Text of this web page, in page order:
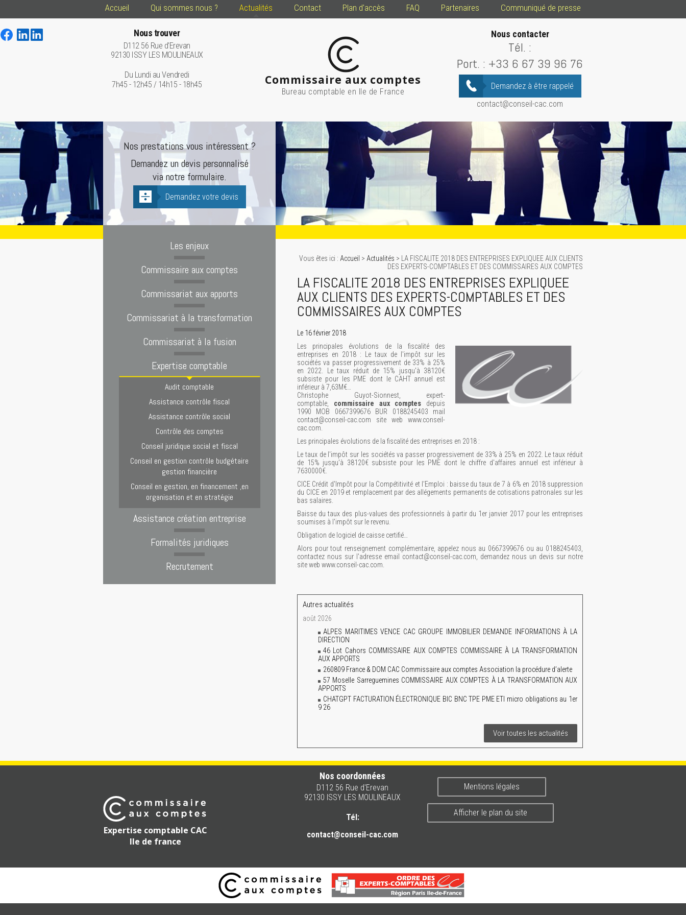
Accueil Qui sommes nous ? Actualités Contact Plan d'accès FAQ Partenaires Communiqué de presse
Commissaire aux comptes
Bureau comptable en Ile de France
Nous trouver
D112 56 Rue d'Erevan
92130 ISSY LES MOULINEAUX
Du Lundi au Vendredi
7h45 - 12h45 / 14h15 - 18h45
Nous contacter
Tél. :
Port. : +33 6 67 39 96 76
Demandez à être rappelé
contact@conseil-cac.com
Nos prestations vous intéressent ?
Demandez un devis personnalisé
via notre formulaire.
Demandez votre devis
Vous êtes ici : Accueil > Actualités > LA FISCALITE 2018 DES ENTREPRISES EXPLIQUEE AUX CLIENTS
DES EXPERTS-COMPTABLES ET DES COMMISSAIRES AUX COMPTES
LA FISCALITE 2018 DES ENTREPRISES EXPLIQUEE
AUX CLIENTS DES EXPERTS-COMPTABLES ET DES
COMMISSAIRES AUX COMPTES
Le 16 février 2018
Les principales évolutions de la fiscalité des
entreprises en 2018 : Le taux de l'impôt sur les
sociétés va passer progressivement de 33% à 25%
en 2022. Le taux réduit de 15% jusqu'à 38120€
subsiste pour les PME dont le CAHT annuel est
inférieur à 7,63M€…
Christophe Guyot-Sionnest, expert-
comptable, commissaire aux comptes depuis
1990 MOB 0667399676 BUR 0188245403 mail
contact@conseil-cac.com site web www.conseil-
cac.com.
Les principales évolutions de la fiscalité des entreprises en 2018 :
Le taux de l'impôt sur les sociétés va passer progressivement de 33% à 25% en 2022. Le taux réduit
de 15% jusqu'à 38120€ subsiste pour les PME dont le chiffre d'affaires annuel est inférieur à
7630000€.
CICE Crédit d'Impôt pour la Compétitivité et l'Emploi : baisse du taux de 7 à 6% en 2018 suppression
du CICE en 2019 et remplacement par des allégements permanents de cotisations patronales sur les
bas salaires.
Baisse du taux des plus-values des professionnels à partir du 1er janvier 2017 pour les entreprises
soumises à l'impôt sur le revenu.
Obligation de logiciel de caisse certifié…
Alors pour tout renseignement complémentaire, appelez nous au 0667399676 ou au 0188245403,
contactez nous sur l'adresse email contact@conseil-cac.com, demandez nous un devis sur notre
site web www.conseil-cac.com.
Autres actualités
août 2026
ALPES MARITIMES VENCE CAC GROUPE IMMOBILIER DEMANDE INFORMATIONS À LA
DIRECTION
46 Lot Cahors COMMISSAIRE AUX COMPTES COMMISSAIRE À LA TRANSFORMATION
AUX APPORTS
260809 France & DOM CAC Commissaire aux comptes Association la procédure d’alerte
57 Moselle Sarreguemines COMMISSAIRE AUX COMPTES À LA TRANSFORMATION AUX
APPORTS
CHATGPT FACTURATION ÉLECTRONIQUE BIC BNC TPE PME ETI micro obligations au 1er
9 26
Voir toutes les actualités
Les enjeux
Commissaire aux comptes
Commissariat aux apports
Commissariat à la transformation
Commissariat à la fusion
Expertise comptable
Audit comptable
Assistance contrôle fiscal
Assistance contrôle social
Contrôle des comptes
Conseil juridique social et fiscal
Conseil en gestion contrôle budgétaire
gestion financière
Conseil en gestion, en financement ,en
organisation et en stratégie
Assistance création entreprise
Formalités juridiques
Recrutement
Expertise comptable CAC
Ile de france
Nos coordonnées
D112 56 Rue d'Erevan
92130 ISSY LES MOULINEAUX
Tél:
contact@conseil-cac.com
Mentions légales
Afficher le plan du site